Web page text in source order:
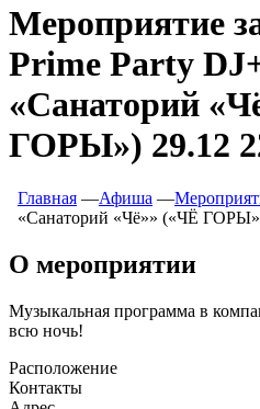
Мероприятие
Prime Party
«Санаторий
ГОРЫ») 29.12
Главная ―Афиша ―
«Санаторий «Чё»» («ЧЁ
О мероприятии
Музыкальная программа в
всю ночь!
Расположение
Контакты